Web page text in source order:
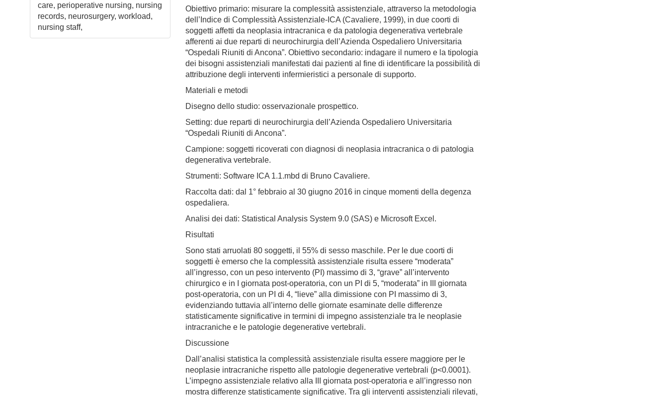
care, perioperative nursing, nursing
records, neurosurgery, workload,
nursing staff,
Obiettivo primario: misurare la complessità assistenziale, attraverso la metodologia
dell’Indice di Complessità Assistenziale-ICA (Cavaliere, 1999), in due coorti di
soggetti affetti da neoplasia intracranica e da patologia degenerativa vertebrale
afferenti ai due reparti di neurochirurgia dell’Azienda Ospedaliero Universitaria
“Ospedali Riuniti di Ancona”. Obiettivo secondario: indagare il numero e la tipologia
dei bisogni assistenziali manifestati dai pazienti al fine di identificare la possibilità di
attribuzione degli interventi infermieristici a personale di supporto.
Materiali e metodi
Disegno dello studio: osservazionale prospettico.
Setting: due reparti di neurochirurgia dell’Azienda Ospedaliero Universitaria
“Ospedali Riuniti di Ancona”.
Campione: soggetti ricoverati con diagnosi di neoplasia intracranica o di patologia
degenerativa vertebrale.
Strumenti: Software ICA 1.1.mbd di Bruno Cavaliere.
Raccolta dati: dal 1° febbraio al 30 giugno 2016 in cinque momenti della degenza
ospedaliera.
Analisi dei dati: Statistical Analysis System 9.0 (SAS) e Microsoft Excel.
Risultati
Sono stati arruolati 80 soggetti, il 55% di sesso maschile. Per le due coorti di
soggetti è emerso che la complessità assistenziale risulta essere “moderata”
all’ingresso, con un peso intervento (PI) massimo di 3, “grave” all’intervento
chirurgico e in I giornata post-operatoria, con un PI di 5, “moderata” in III giornata
post-operatoria, con un PI di 4, “lieve” alla dimissione con PI massimo di 3,
evidenziando tuttavia all’interno delle giornate esaminate delle differenze
statisticamente significative in termini di impegno assistenziale tra le neoplasie
intracraniche e le patologie degenerative vertebrali.
Discussione
Dall’analisi statistica la complessità assistenziale risulta essere maggiore per le
neoplasie intracraniche rispetto alle patologie degenerative vertebrali (p<0.0001).
L’impegno assistenziale relativo alla III giornata post-operatoria e all’ingresso non
mostra differenze statisticamente significative. Tra gli interventi assistenziali rilevati,